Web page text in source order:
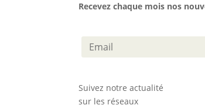
Recevez chaque mois nos
Suivez notre actualité
sur les réseaux